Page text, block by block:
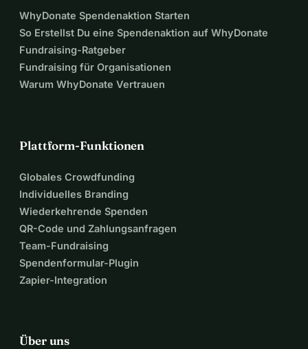
WhyDonate Spendenaktion Starten
So Erstellst Du eine Spendenaktion auf WhyDonate
Fundraising-Ratgeber
Fundraising für Organisationen
Warum WhyDonate Vertrauen
Plattform-Funktionen
Globales Crowdfunding
Individuelles Branding
Wiederkehrende Spenden
QR-Code und Zahlungsanfragen
Team-Fundraising
Spendenformular-Plugin
Zapier-Integration
Über uns